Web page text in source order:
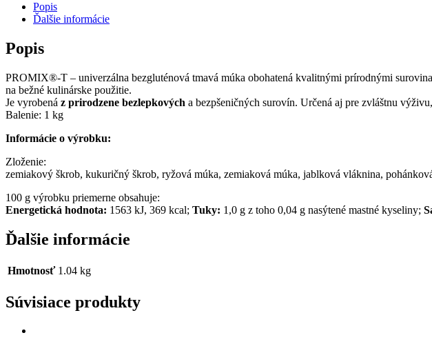
Popis
Ďalšie informácie
Popis
PROMIX®-T – univerzálna bezgluténová tmavá múka obohatená kvalitnými prírodnými
na bežné kulinárske použitie.
Je vyrobená z prirodzene bezlepkových a bezpšeničných surovín. Určená aj pre zvláštnu
Balenie: 1 kg
Informácie o výrobku:
Zloženie:
zemiakový škrob, kukuričný škrob, ryžová múka, zemiaková múka, jablková vláknina,
100 g výrobku priemerne obsahuje:
Energetická hodnota: 1563 kJ, 369 kcal; Tuky: 1,0 g z toho 0,04 g nasýtené mastné kyseliny;
Ďalšie informácie
Hmotnosť 1.04 kg
Súvisiace produkty